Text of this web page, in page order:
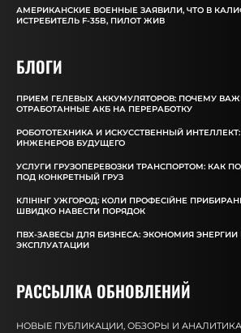
АМЕРИКАНСКИЕ ВОЕННЫЕ ЗАЯВИЛИ, ЧТО В
ИСТРЕБИТЕЛЬ F-35B, ПИЛОТ ЖИВ
БЛОГИ
ПРИЕМ ГЕЛЕВЫХ АККУМУЛЯТОРОВ: ПОЧЕМУ
ОТРАБОТАННЫЕ АКБ НА ПЕРЕРАБОТКУ
РОБОТОТЕХНИКА И ИСКУССТВЕННЫЙ
ИНЖЕНЕРОВ БУДУЩЕГО
УСЛУГИ ГРУЗОПЕРЕВОЗКИ ТРАНСПОРТОМ: КАК
ПОД КОНКРЕТНЫЙ ГРУЗ
КЛІНІНГ УЖГОРОД: КОЛИ ПРОФЕСІЙНЕ
ШВИДКО НАВЕСТИ ПОРЯДОК
ПВХ-ЗАВЕСЫ ДЛЯ БИЗНЕСА: ЭКОНОМИЯ
ЭКСПЛУАТАЦИИ
РАССЫЛКА ОБНОВЛЕНИЙ
НОВЫЕ ПУБЛИКАЦИИ, ОБЗОРЫ И